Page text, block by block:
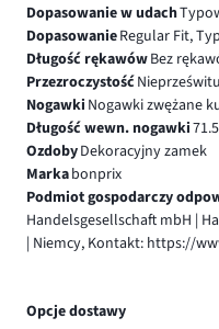
Dopasowanie w udach
DopasowanieRegular Fit,
Długość rękawówBez
Przezroczystość
Nogawki Nogawki zwężane
Długość wewn. nogawki
OzdobyDekoracyjny zamek
Markabonprix
Podmiot gospodarczy
Handelsgesellschaft mbH |
| Niemcy, Kontakt: https://
Opcje dostawy